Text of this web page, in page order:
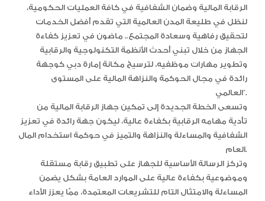
الرقابة المالية وضمان الشفافية في كافة العمليات الحكومية،
لنظل في طليعة المدن العالمية التي تقدم أفضل الخدمات
لتحقيق رفاهية وسعادة المجتمع.. ماضون في تعزيز كفاءة
الجهاز من خلال تبني أحدث الأنظمة التكنولوجية والرقابية
وتطوير مهارات موظفيه، لترسيخ مكانة إمارة دبي كوجهة
رائدة في مجال الحوكمة والنزاهة المالية على المستوى
العالمي”.
وتسعى الخطة الجديدة إلى تمكين جهاز الرقابة المالية من
تأدية مهامه الرقابية بكفاءة عالية، ليكون جهة رائدة في تعزيز
الشفافية والمساءلة والنزاهة والتميز في حوكمة استخدام المال
العام.
وتركز الرسالة الأساسية للجهاز على تطبيق رقابة مستقلة
وموضوعية بكفاءة عالية على الموارد العامة بشكل يضمن
المساءلة والامتثال التام للتشريعات المعتمدة، ممّا يعزز الأداء